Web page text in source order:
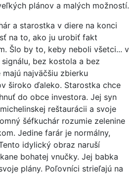
plánov a malých možností.
a starostka v diere na konci
na to, ako ju urobiť fakt
Šlo by to, keby neboli všetci... v
bez kostola a bez
najväčšiu zbierku
široko ďaleko. Starostka chce
do obce investora. Jej syn
reštaurácii a svoje
šéfkuchár rozumie zelenine
Jedine farár je normálny,
idylický obraz naruší
bohatej vnučky. Jej babka
plány. Poľovníci strieľajú na